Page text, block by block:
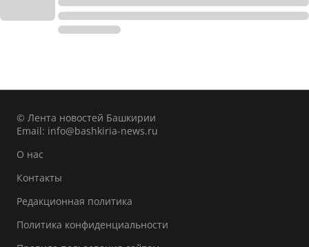
© Лента новостей Башкирии
Email: info@bashkiria-news.ru
О нас
Контакты
Редакционная политика
Политика конфиденциальности